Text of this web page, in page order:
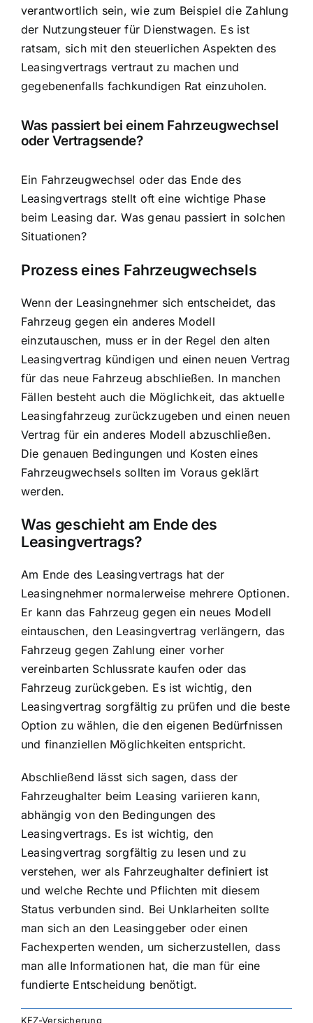
verantwortlich sein, wie zum Beispiel die Zahlung
der Nutzungsteuer für Dienstwagen. Es ist
ratsam, sich mit den steuerlichen Aspekten des
Leasingvertrags vertraut zu machen und
gegebenenfalls fachkundigen Rat einzuholen.
Was passiert bei einem Fahrzeugwechsel
oder Vertragsende?
Ein Fahrzeugwechsel oder das Ende des
Leasingvertrags stellt oft eine wichtige Phase
beim Leasing dar. Was genau passiert in solchen
Situationen?
Prozess eines Fahrzeugwechsels
Wenn der Leasingnehmer sich entscheidet, das
Fahrzeug gegen ein anderes Modell
einzutauschen, muss er in der Regel den alten
Leasingvertrag kündigen und einen neuen Vertrag
für das neue Fahrzeug abschließen. In manchen
Fällen besteht auch die Möglichkeit, das aktuelle
Leasingfahrzeug zurückzugeben und einen neuen
Vertrag für ein anderes Modell abzuschließen.
Die genauen Bedingungen und Kosten eines
Fahrzeugwechsels sollten im Voraus geklärt
werden.
Was geschieht am Ende des
Leasingvertrags?
Am Ende des Leasingvertrags hat der
Leasingnehmer normalerweise mehrere Optionen.
Er kann das Fahrzeug gegen ein neues Modell
eintauschen, den Leasingvertrag verlängern, das
Fahrzeug gegen Zahlung einer vorher
vereinbarten Schlussrate kaufen oder das
Fahrzeug zurückgeben. Es ist wichtig, den
Leasingvertrag sorgfältig zu prüfen und die beste
Option zu wählen, die den eigenen Bedürfnissen
und finanziellen Möglichkeiten entspricht.
Abschließend lässt sich sagen, dass der
Fahrzeughalter beim Leasing variieren kann,
abhängig von den Bedingungen des
Leasingvertrags. Es ist wichtig, den
Leasingvertrag sorgfältig zu lesen und zu
verstehen, wer als Fahrzeughalter definiert ist
und welche Rechte und Pflichten mit diesem
Status verbunden sind. Bei Unklarheiten sollte
man sich an den Leasinggeber oder einen
Fachexperten wenden, um sicherzustellen, dass
man alle Informationen hat, die man für eine
fundierte Entscheidung benötigt.
KFZ-Versicherung